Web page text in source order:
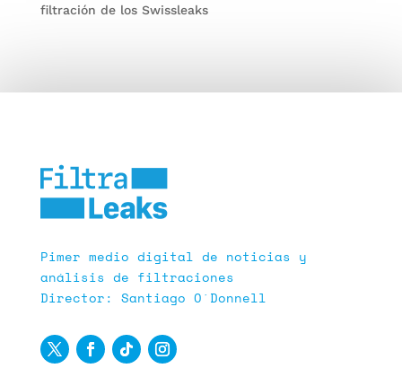
filtración de los Swissleaks
Pimer medio digital de noticias y
análisis de filtraciones
Director: Santiago O´Donnell